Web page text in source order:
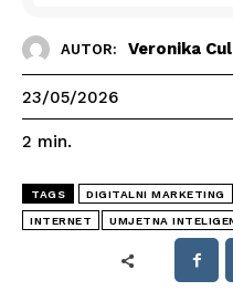
AUTOR: Veronika
23/05/2026
2 min.
TAGS DIGITALNI MARKETING
INTERNET UMJETNA